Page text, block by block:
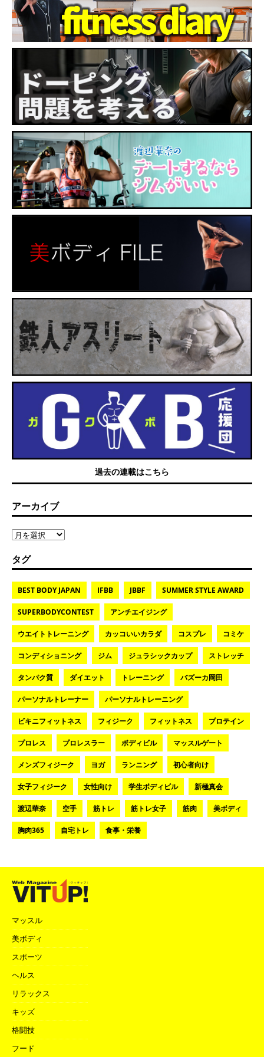
過去の連載はこちら
アーカイブ
タグ
BEST BODY JAPAN IFBB JBBF SUMMER STYLE AWARD
SUPERBODYCONTEST アンチエイジング
ウエイトトレーニング カッコいいカラダ コスプレ コミケ
コンディショニング ジム ジュラシックカップ ストレッチ
タンパク質 ダイエット トレーニング バズーカ岡田
パーソナルトレーナー パーソナルトレーニング
ビキニフィットネス フィジーク フィットネス プロテイン
プロレス プロレスラー ボディビル マッスルゲート
メンズフィジーク ヨガ ランニング 初心者向け
女子フィジーク 女性向け 学生ボディビル 新極真会
渡辺華奈 空手 筋トレ 筋トレ女子 筋肉 美ボディ
胸肉365 自宅トレ 食事・栄養
マッスル
美ボディ
スポーツ
ヘルス
リラックス
キッズ
格闘技
フード